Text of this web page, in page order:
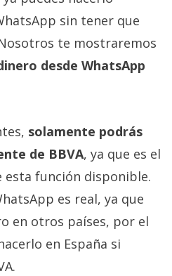
sin tener que
te mostraremos
desde WhatsApp
solamente podrás
de BBVA, ya que es el
esta función disponible.
es real, ya que
en otros países, por el
en España si